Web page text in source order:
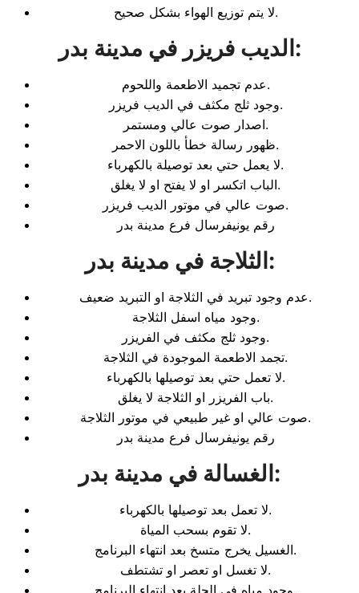
لا يتم توزيع الهواء بشكل صحيح.
الديب فريزر في مدينة بدر :
عدم تجميد الاطعمة واللحوم.
وجود ثلج مكثف في الديب فريزر.
اصدار صوت عالي ومستمر.
ظهور رسالة خطأ باللون الاحمر.
لا يعمل حتي بعد توصيلة بالكهرباء.
الباب اتكسر او لا يفتح او لا يغلق.
صوت عالي في موتور الديب فريزر.
رقم يونيفرسال فرع مدينة بدر
الثلاجة في مدينة بدر :
عدم وجود تبريد في الثلاجة او التبريد ضعيف.
وجود مياه اسفل الثلاجة.
وجود ثلج مكثف في الفريزر.
تجمد الاطعمة الموجودة في الثلاجة.
لا تعمل حتي بعد توصيلها بالكهرباء.
باب الفريزر او الثلاجة لا يغلق.
صوت عالي او غير طبيعي في موتور الثلاجة.
رقم يونيفرسال فرع مدينة بدر
الغسالة في مدينة بدر :
لا تعمل بعد توصيلها بالكهرباء.
لا تقوم بسحب المياة.
الغسيل يخرج متسخ بعد انتهاء البرنامج.
لا تغسل او تعصر او تشتطف.
وجود مياه في الحلة بعد انتهاء البرنامج.